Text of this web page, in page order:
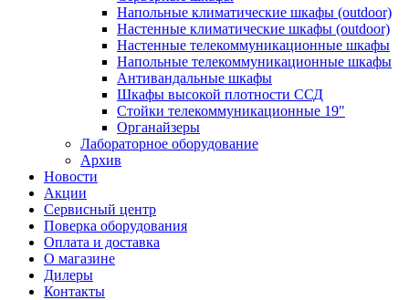
Напольные климатические шкафы (outdoor)
Настенные климатические шкафы (outdoor)
Настенные телекоммуникационные шкафы
Напольные телекоммуникационные шкафы
Антивандальные шкафы
Шкафы высокой плотности ССД
Стойки телекоммуникационные 19"
Органайзеры
Лабораторное оборудование
Архив
Новости
Акции
Сервисный центр
Поверка оборудования
Оплата и доставка
О магазине
Дилеры
Контакты